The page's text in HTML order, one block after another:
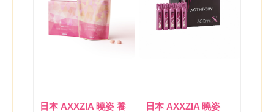
日本 AXXZIA 曉姿 養
日本 AXXZIA 曉姿